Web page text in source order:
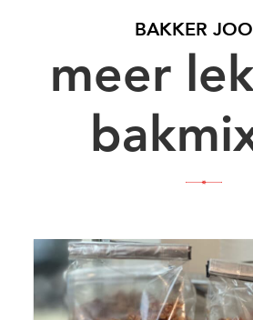
BAKKER
meer